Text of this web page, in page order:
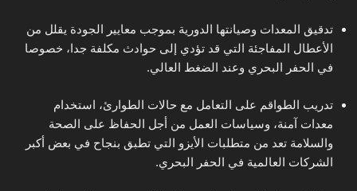
تدقيق المعدات وصيانتها الدورية بموجب معايير الجودة يقلل من
الأعطال المفاجئة التي قد تؤدي إلى حوادث مكلفة جدا، خصوصا
في الحفر البحري وعند الضغط العالي.
تدريب الطواقم على التعامل مع حالات الطوارئ، استخدام
معدات آمنة، وسياسات العمل من أجل الحفاظ على الصحة
والسلامة تعد من متطلبات الأيزو التي تطبق بنجاح في بعض أكبر
الشركات العالمية في الحفر البحري.